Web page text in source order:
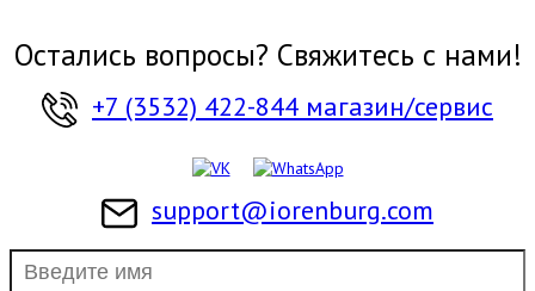
Остались вопросы? Свяжитесь с нами!
+7 (3532) 422-844 магазин/сервис
support@iorenburg.com